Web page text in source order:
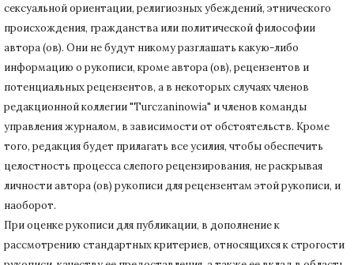
сексуальной ориентации, религиозных убеждений, этнического
происхождения, гражданства или политической философии
автора (ов). Они не будут никому разглашать какую-либо
информацию о рукописи, кроме автора (ов), рецензентов и
потенциальных рецензентов, а в некоторых случаях членов
редакционной коллегии "Turczaninowia" и членов команды
управления журналом, в зависимости от обстоятельств. Кроме
того, редакция будет прилагать все усилия, чтобы обеспечить
целостность процесса слепого рецензирования, не раскрывая
личности автора (ов) рукописи для рецензентам этой рукописи, и
наоборот.
При оценке рукописи для публикации, в дополнение к
рассмотрению стандартных критериев, относящихся к строгости